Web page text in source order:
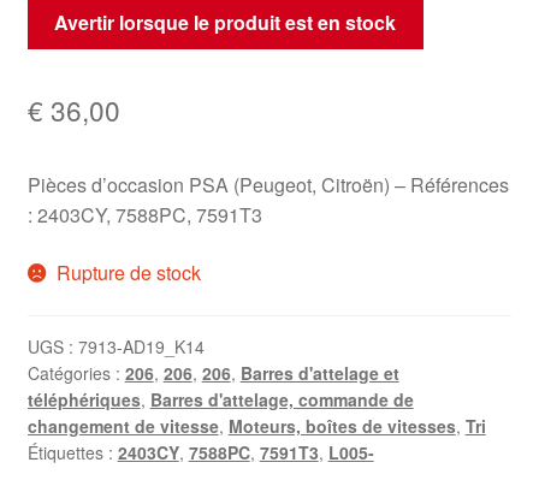
Avertir lorsque le produit est en stock
€ 36,00
Pièces d’occasion PSA (Peugeot, Citroën) – Références
: 2403CY, 7588PC, 7591T3
Rupture de stock
UGS : 7913-AD19_K14
Catégories : 206, 206, 206, Barres d'attelage et
téléphériques, Barres d'attelage, commande de
changement de vitesse, Moteurs, boîtes de vitesses, Tri
Étiquettes : 2403CY, 7588PC, 7591T3, L005-